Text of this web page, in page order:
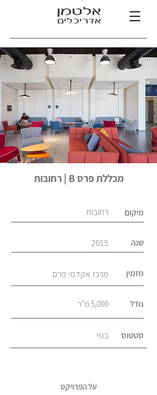
מכללת פרס B | רחובות
רחובות מיקום
2015 שנה
מרכז אקדמי פרס מזמין
5,000 מ"ר גודל
בנוי סטטוס
על הפרויקט